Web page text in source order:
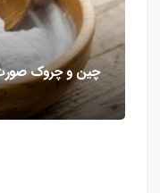
چین و چروک صورت